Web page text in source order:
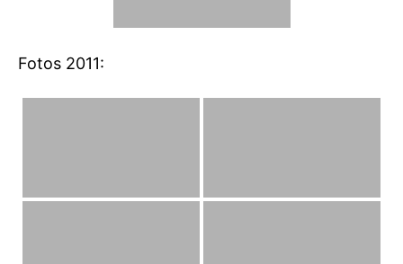
Fotos 2011: